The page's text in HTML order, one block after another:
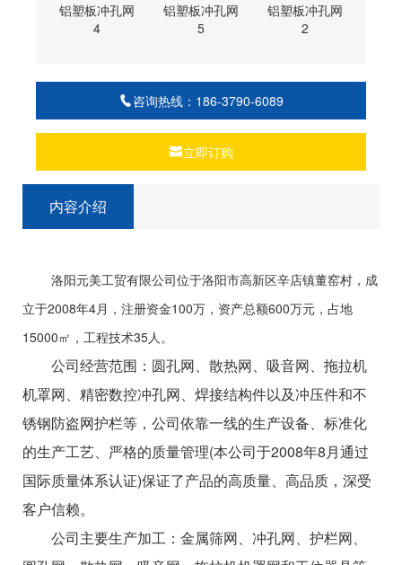
铝塑板冲孔网
4
铝塑板冲孔网
5
铝塑板冲孔网
2
咨询热线：186-3790-6089
立即订购
内容介绍
洛阳元美工贸有限公司位于洛阳市高新区辛店镇董窑村，成
立于2008年4月，注册资金100万，资产总额600万元，占地
15000㎡，工程技术35人。
公司经营范围：圆孔网、散热网、吸音网、拖拉机
机罩网、精密数控冲孔网、焊接结构件以及冲压件和不
锈钢防盗网护栏等，公司依靠一线的生产设备、标准化
的生产工艺、严格的质量管理(本公司于2008年8月通过
国际质量体系认证)保证了产品的高质量、高品质，深受
客户信赖。
公司主要生产加工：金属筛网、冲孔网、护栏网、